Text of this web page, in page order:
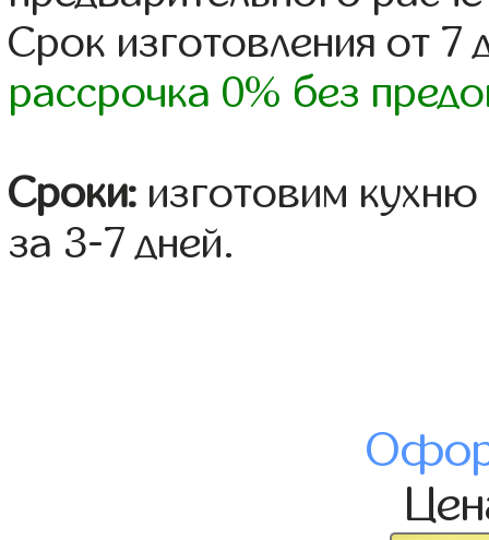
Срок изготовления от 7
рассрочка 0% без
Сроки: изготовим
за 3-7 дней.